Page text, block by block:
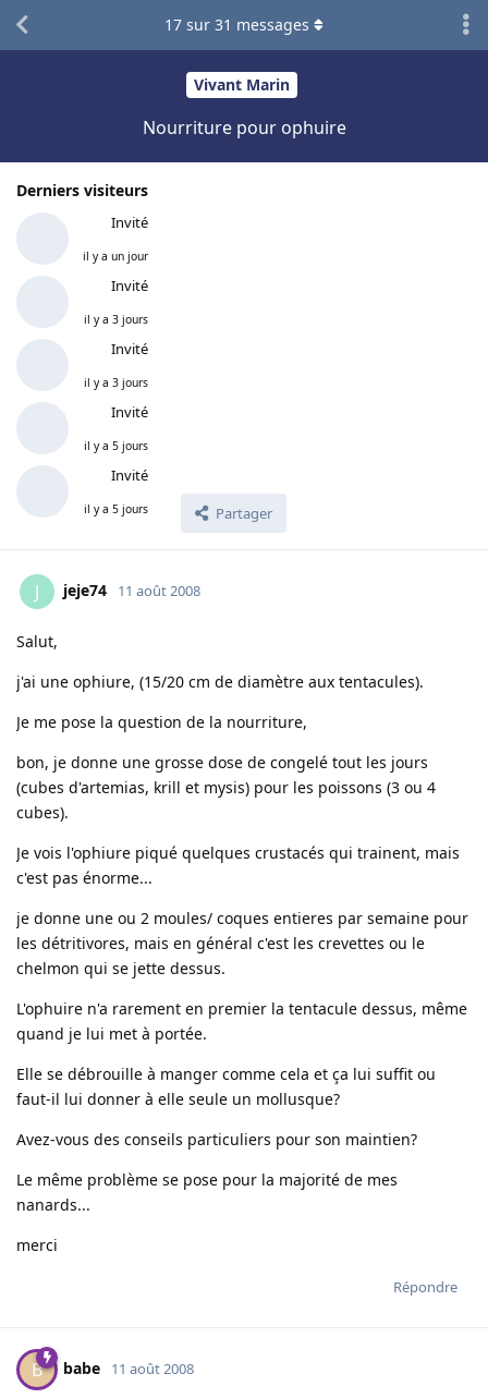
Vivant Marin
Nourriture pour ophuire
Derniers visiteurs
Invité
il y a un jour
Invité
il y a 3 jours
Invité
il y a 3 jours
Invité
il y a 5 jours
Invité
il y a 5 jours Partager
17 sur 31 messages
J jeje74 11 août 2008
Salut,
j'ai une ophiure, (15/20 cm de diamètre aux tentacules).
Je me pose la question de la nourriture,
bon, je donne une grosse dose de congelé tout les jours
(cubes d'artemias, krill et mysis) pour les poissons (3 ou 4
cubes).
Je vois l'ophiure piqué quelques crustacés qui trainent, mais
c'est pas énorme...
je donne une ou 2 moules/ coques entieres par semaine pour
les détritivores, mais en général c'est les crevettes ou le
chelmon qui se jette dessus.
L'ophuire n'a rarement en premier la tentacule dessus, même
quand je lui met à portée.
Elle se débrouille à manger comme cela et ça lui suffit ou
faut-il lui donner à elle seule un mollusque?
Avez-vous des conseils particuliers pour son maintien?
Le même problème se pose pour la majorité de mes
nanards...
merci
Répondre
B babe 11 août 2008